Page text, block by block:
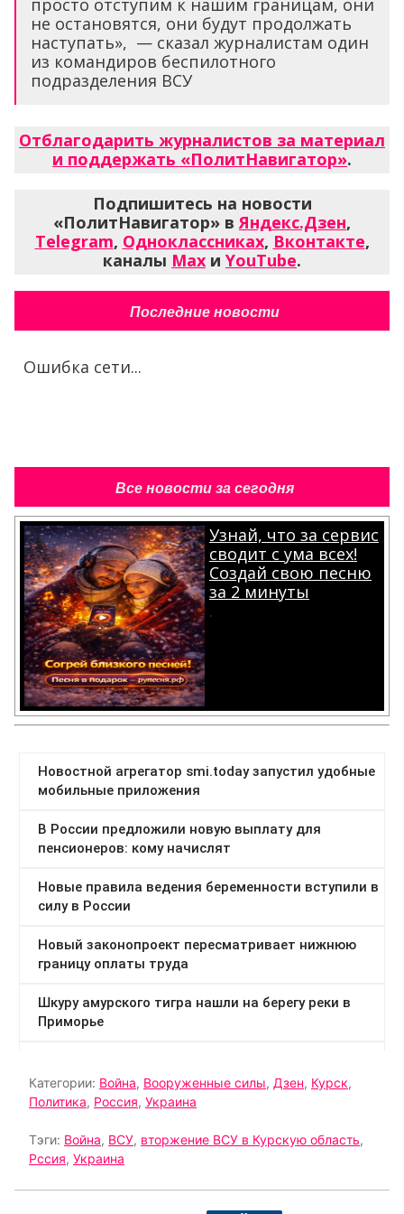
просто отступим к нашим границам, они
не остановятся, они будут продолжать
наступать», — сказал журналистам один
из командиров беспилотного
подразделения ВСУ
Отблагодарить журналистов за материал
и поддержать «ПолитНавигатор».
Подпишитесь на новости
«ПолитНавигатор» вЯндекс.Дзен,
Telegram, Одноклассниках, Вконтакте,
каналы Max и YouTube.
Последние новости
Ошибка сети...
Все новости за сегодня
Узнай, что за сервис
сводит с ума всех!
Создай свою песню
за 2 минуты
.
Категории: Война, Вооруженные силы, Дзен, Курск,
Политика, Россия, Украина
Тэги: Война, ВСУ, вторжение ВСУ в Курскую область,
Рссия, Украина